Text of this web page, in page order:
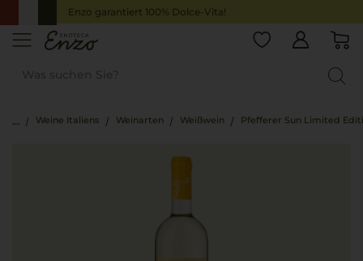
Enzo garantiert 100% Dolce-Vita!
Weine Italiens Weinarten Weißwein Pfefferer Sun Limited